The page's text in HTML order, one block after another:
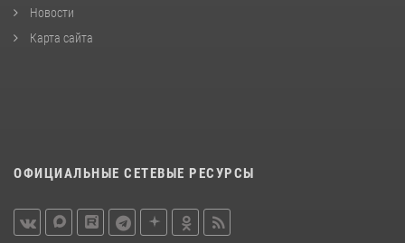
Новости
Карта сайта
ОФИЦИАЛЬНЫЕ СЕТЕВЫЕ РЕСУРСЫ